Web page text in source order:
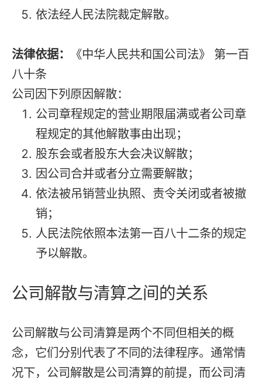
依法经人民法院裁定解散。
法律依据：
《中华人民共和国公司法》 第一百
八十条
公司因下列原因解散：
公司章程规定的营业期限届满或者公司章
程规定的其他解散事由出现；
股东会或者股东大会决议解散；
因公司合并或者分立需要解散；
依法被吊销营业执照、责令关闭或者被撤
销；
人民法院依照本法第一百八十二条的规定
予以解散。
公司解散与清算之间的关系
公司解散与公司清算是两个不同但相关的概
念，它们分别代表了不同的法律程序。通常情
况下，公司解散是公司清算的前提，而公司清